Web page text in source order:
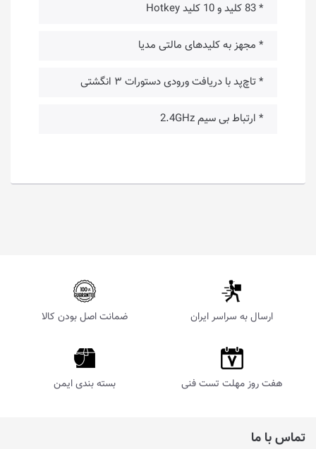
* 83 کلید و 10 کلید Hotkey
* مجهز به کلیدهای مالتی مدیا
* تاچ‌پد با دریافت ورودی دستورات ۳ انگشتی
* ارتباط بی سیم 2.4GHz
ارسال به سراسر ایران ضمانت اصل بودن کالا
هفت روز مهلت تست فنی بسته بندی ایمن
تماس با ما